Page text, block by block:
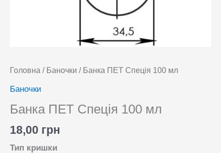
Головна / Баночки / Банка ПЕТ Спеція 100 мл
Баночки
Банка ПЕТ Спеція 100 мл
18,00 грн
Тип кришки